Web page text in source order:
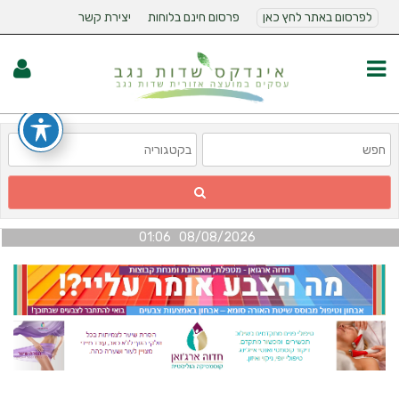
לפרסום באתר לחץ כאן פרסום חינם בלוחות יצירת קשר
08/08/2026 01:06